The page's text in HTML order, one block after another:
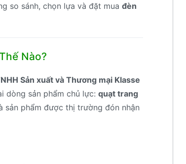
so sánh, chọn lựa và đặt mua đèn
Nào?
Sản xuất và Thương mại Klasse
dòng sản phẩm chủ lực: quạt trang
sản phẩm được thị trường đón nhận